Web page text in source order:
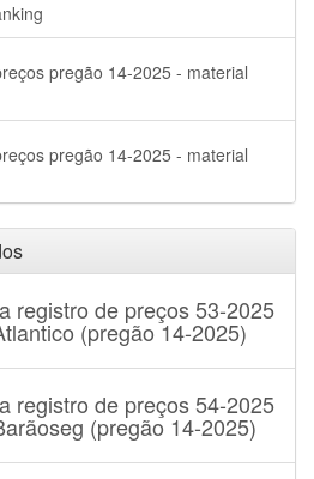
pregão 14-2025 - material
pregão 14-2025 - material
registro de preços 53-2025
(pregão 14-2025)
registro de preços 54-2025
(pregão 14-2025)